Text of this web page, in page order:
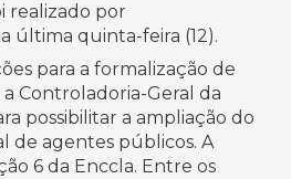
realizado por
última quinta-feira (12).
para a formalização de
Controladoria-Geral da
possibilitar a ampliação do
de agentes públicos. A
6 da Enccla. Entre os